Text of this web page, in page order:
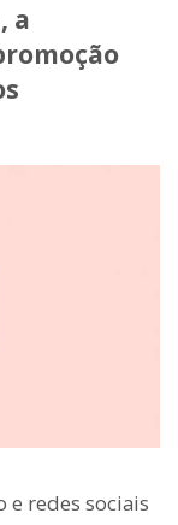
a
e redes sociais